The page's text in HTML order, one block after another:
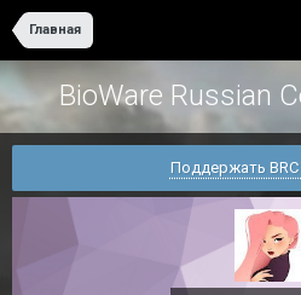
Главная
BioWare Russian
Поддержать BRC